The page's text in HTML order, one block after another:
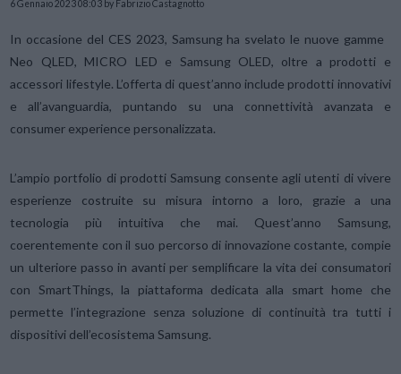
6 Gennaio 2023 08:03 by Fabrizio Castagnotto
In occasione del CES 2023, Samsung ha svelato le nuove gamme
Neo QLED, MICRO LED e Samsung OLED, oltre a prodotti e
accessori lifestyle. L’offerta di quest’anno include prodotti innovativi
e all’avanguardia, puntando su una connettività avanzata e
consumer experience personalizzata.
L’ampio portfolio di prodotti Samsung consente agli utenti di vivere
esperienze costruite su misura intorno a loro, grazie a una
tecnologia più intuitiva che mai. Quest’anno Samsung,
coerentemente con il suo percorso di innovazione costante, compie
un ulteriore passo in avanti per semplificare la vita dei consumatori
con SmartThings, la piattaforma dedicata alla smart home che
permette l’integrazione senza soluzione di continuità tra tutti i
dispositivi dell’ecosistema Samsung.